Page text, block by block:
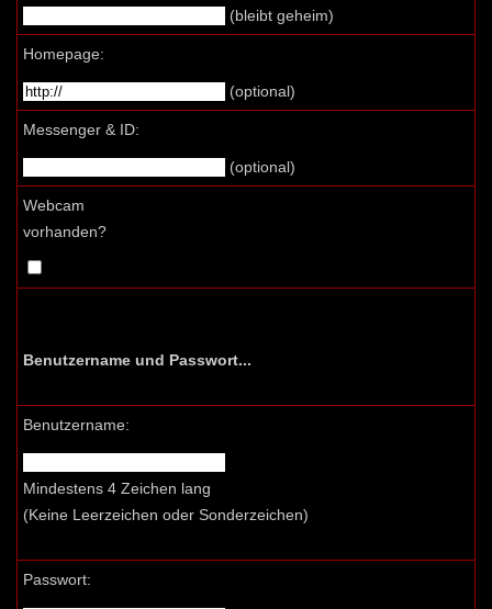
(bleibt geheim)
Homepage:
(optional)
Messenger & ID:
(optional)
Webcam
vorhanden?
Benutzername und Passwort...
Benutzername:
Mindestens 4 Zeichen lang
(Keine Leerzeichen oder Sonderzeichen)
Passwort: